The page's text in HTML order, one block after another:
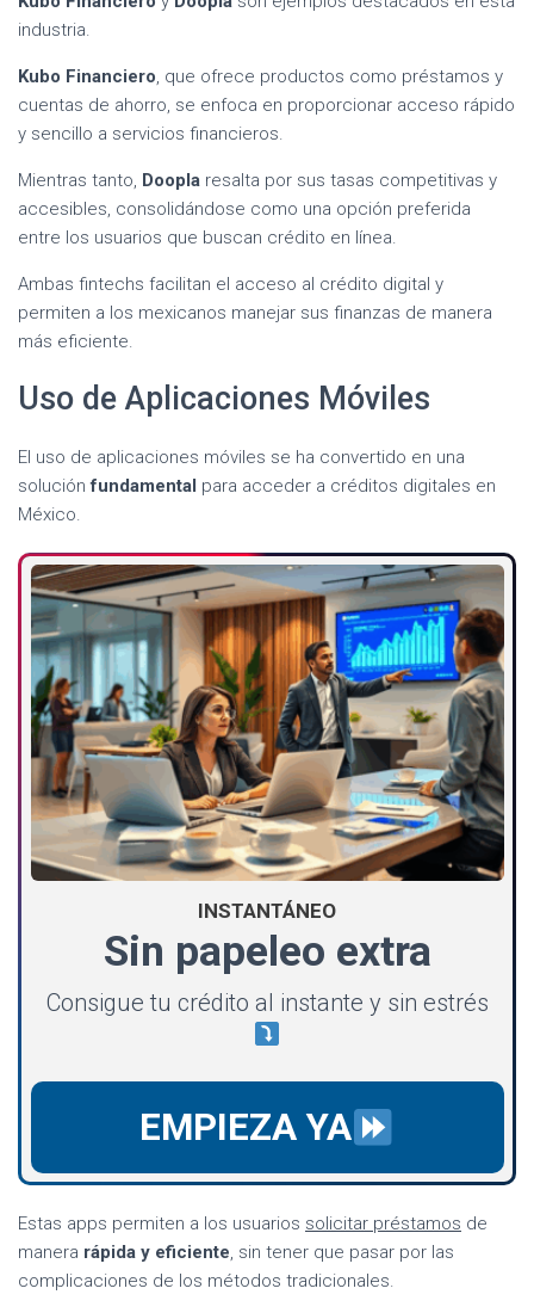
industria.
Kubo Financiero, que ofrece productos como préstamos y
cuentas de ahorro, se enfoca en proporcionar acceso rápido
y sencillo a servicios financieros.
Mientras tanto, Doopla resalta por sus tasas competitivas y
accesibles, consolidándose como una opción preferida
entre los usuarios que buscan crédito en línea.
Ambas fintechs facilitan el acceso al crédito digital y
permiten a los mexicanos manejar sus finanzas de manera
más eficiente.
Uso de Aplicaciones Móviles
El uso de aplicaciones móviles se ha convertido en una
soluciónfundamental para acceder a créditos digitales en
México.
INSTANTÁNEO
Sin papeleo extra
Consigue tu crédito al instante y sin estrés
EMPIEZA YA
Estas apps permiten a los usuarios solicitar préstamos de
manera rápida y eficiente, sin tener que pasar por las
complicaciones de los métodos tradicionales.